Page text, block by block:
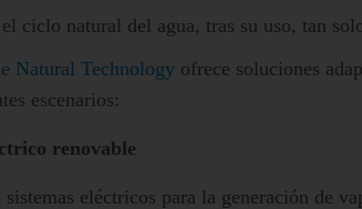
ciclo natural del agua, tras su uso, tan
Natural Technology ofrece soluciones
escenarios:
renovable
eléctricos para la generación de